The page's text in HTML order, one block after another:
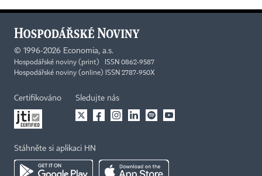
© 1996-2026 Economia, a.s.
Hospodářské noviny (print) ISSN 0862-9587
Hospodářské noviny (online) ISSN 2787-950X
Certifikováno Sledujte nás
Stáhněte si aplikaci HN